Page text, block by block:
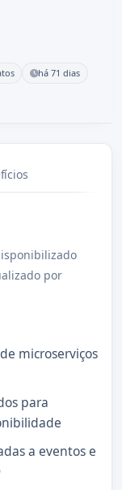
há 71 dias
por
microserviços
para
a eventos e